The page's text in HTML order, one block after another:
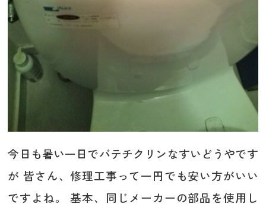
今日も暑い一日でバテチクリンなすいどうやです
が 皆さん、修理工事って一円でも安い方がいい
ですよね。 基本、同じメーカーの部品を使用し